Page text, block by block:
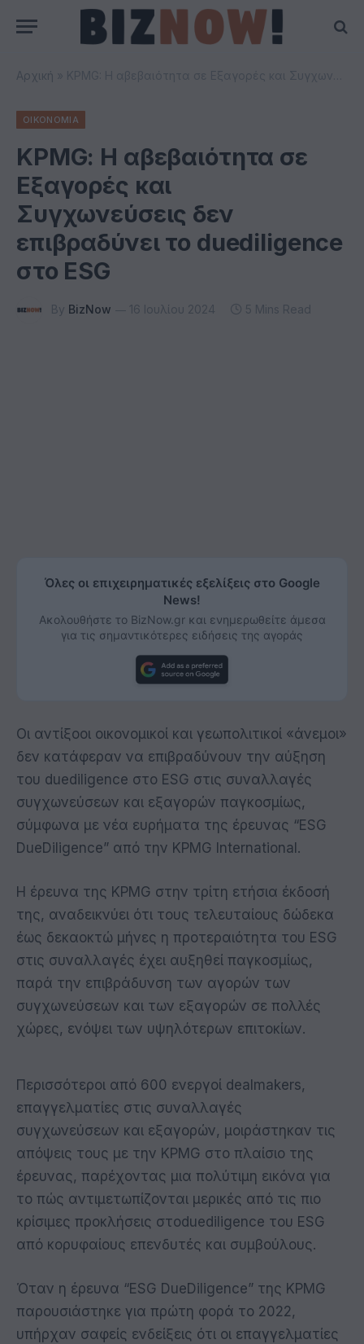
Αρχική
ΟΙΚΟΝΟΜΙΑ
KPMG: Η αβεβαιότητα σε
Εξαγορές και
Συγχωνεύσεις δεν
επιβραδύνει το duediligence
στο ESG
By BizNow 16 Ιουλίου 2024 5 Mins Read
Όλες οι επιχειρηματικές εξελίξεις στο Google
News!
Ακολουθήστε το BizNow.gr και ενημερωθείτε άμεσα
για τις σημαντικότερες ειδήσεις της αγοράς
Οι αντίξοοι οικονομικοί και γεωπολιτικοί «άνεμοι»
δεν κατάφεραν να επιβραδύνουν την αύξηση
του duediligence στο ESG στις συναλλαγές
συγχωνεύσεων και εξαγορών παγκοσμίως,
σύμφωνα με νέα ευρήματα της έρευνας “ESG
DueDiligence” από την KPMG International.
Η έρευνα της KPMG στην τρίτη ετήσια έκδοσή
της, αναδεικνύει ότι τους τελευταίους δώδεκα
έως δεκαοκτώ μήνες η προτεραιότητα του ESG
στις συναλλαγές έχει αυξηθεί παγκοσμίως,
παρά την επιβράδυνση των αγορών των
συγχωνεύσεων και των εξαγορών σε πολλές
χώρες, ενόψει των υψηλότερων επιτοκίων.
Περισσότεροι από 600 ενεργοί dealmakers,
επαγγελματίες στις συναλλαγές
συγχωνεύσεων και εξαγορών, μοιράστηκαν τις
απόψεις τους με την KPMG στο πλαίσιο της
έρευνας, παρέχοντας μια πολύτιμη εικόνα για
το πώς αντιμετωπίζονται μερικές από τις πιο
κρίσιμες προκλήσεις στoduediligence του ESG
από κορυφαίους επενδυτές και συμβούλους.
Όταν η έρευνα “ESG DueDiligence” της KPMG
παρουσιάστηκε για πρώτη φορά το 2022,
υπήρχαν σαφείς ενδείξεις ότι οι επαγγελματίες